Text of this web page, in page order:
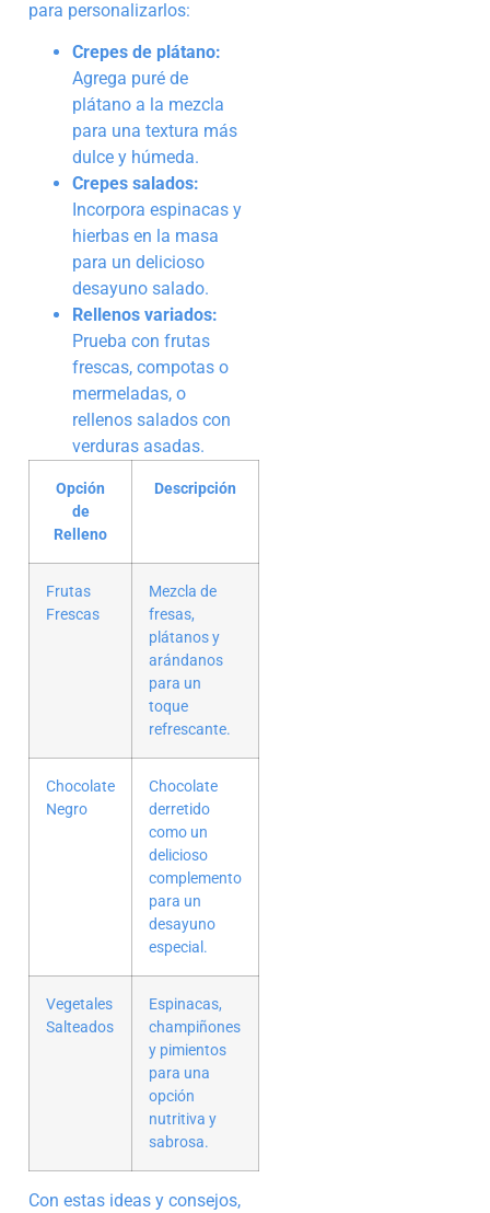
para personalizarlos:
Crepes de plátano:
Agrega puré de
plátano a la mezcla
para una textura más
dulce y húmeda.
Crepes salados:
Incorpora espinacas y
hierbas en la masa
para un delicioso
desayuno salado.
Rellenos variados:
Prueba con frutas
frescas, compotas o
mermeladas, o
rellenos salados con
verduras asadas.
Opción
de
Relleno
Descripción
Frutas
Frescas
Mezcla de
fresas,
plátanos y
arándanos
para un
toque
refrescante.
Chocolate
Negro
Chocolate
derretido
como un
delicioso
complemento
para un
desayuno
especial.
Vegetales
Salteados
Espinacas,
champiñones
y pimientos
para una
opción
nutritiva y
sabrosa.
Con estas ideas y consejos,